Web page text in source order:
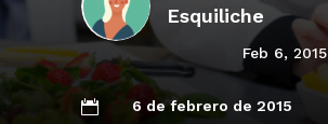
Esquiliche
Feb 6, 2015
 6 de febrero de 2015